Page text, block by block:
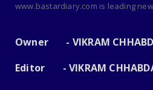
www.bastardiary.com is leading
Owner - VIKRAM
Editor - VIKRAM